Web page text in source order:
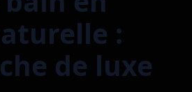
:
de luxe